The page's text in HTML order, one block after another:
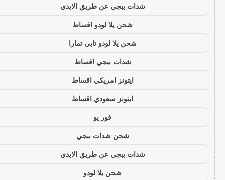
شدات ببجي عن طريق الايدي
شحن يلا لودو اقساط
شحن يلا لودو تابي تمارا
شدات ببجي اقساط
ايتونز امريكي اقساط
ايتونز سعودي اقساط
فور يو
شحن شدات ببجي
شدات ببجي عن طريق الايدي
شحن يلا لودو